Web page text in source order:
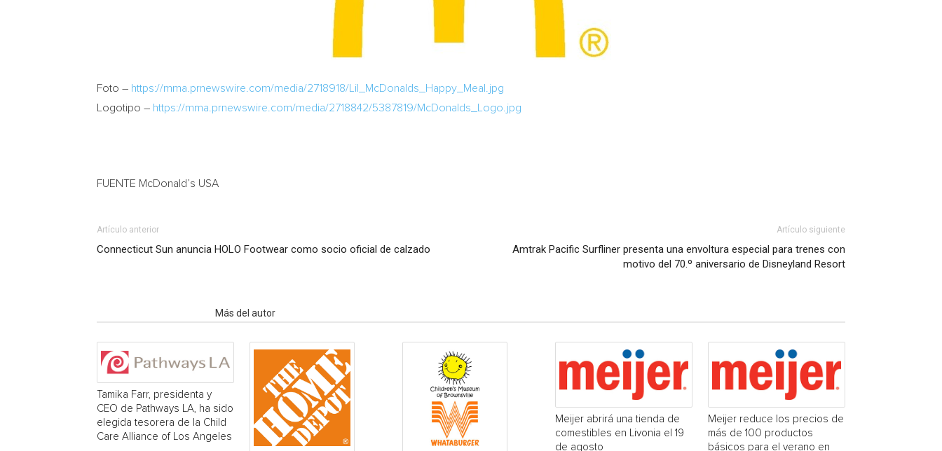
Foto – https://mma.prnewswire.com/media/2718918/Lil_McDonalds_Happy_Meal.jpg
Logotipo – https://mma.prnewswire.com/media/2718842/5387819/McDonalds_Logo.jpg
FUENTE McDonald’s USA
Artículo anterior
Connecticut Sun anuncia HOLO Footwear como socio oficial de calzado
Artículo siguiente
Amtrak Pacific Surfliner presenta una envoltura especial para trenes con
motivo del 70.º aniversario de Disneyland Resort
Más del autor
Tamika Farr, presidenta y
CEO de Pathways LA, ha sido
elegida tesorera de la Child
Care Alliance of Los Angeles
Meijer abrirá una tienda de
comestibles en Livonia el 19
de agosto
Meijer reduce los precios de
más de 100 productos
básicos para el verano en